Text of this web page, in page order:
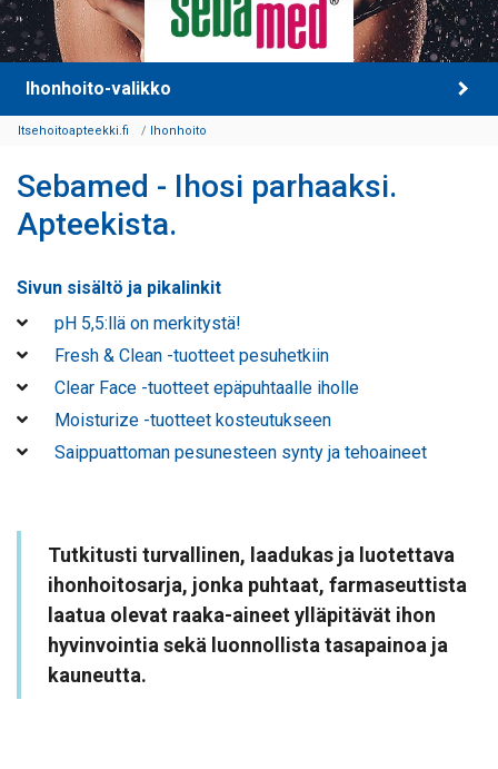
Ihonhoito-valikko
Itsehoitoapteekki.fi Ihonhoito
Sebamed - Ihosi parhaaksi.
Apteekista.
Sivun sisältö ja pikalinkit
pH 5,5:llä on merkitystä!
Fresh & Clean -tuotteet pesuhetkiin
Clear Face -tuotteet epäpuhtaalle iholle
Moisturize -tuotteet kosteutukseen
Saippuattoman pesunesteen synty ja tehoaineet
Tutkitusti turvallinen, laadukas ja luotettava
ihonhoitosarja, jonka puhtaat, farmaseuttista
laatua olevat raaka-aineet ylläpitävät ihon
hyvinvointia sekä luonnollista tasapainoa ja
kauneutta.